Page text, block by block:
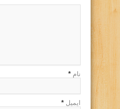
نام *
ایمیل *